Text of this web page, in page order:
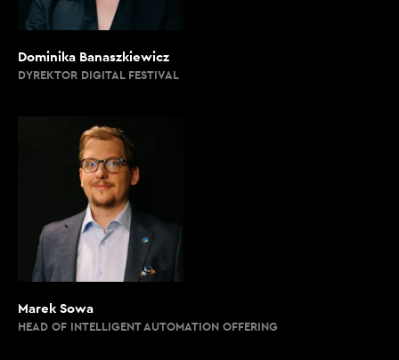
Dominika Banaszkiewicz
DYREKTOR DIGITAL FESTIVAL
Marek Sowa
HEAD OF INTELLIGENT AUTOMATION OFFERING